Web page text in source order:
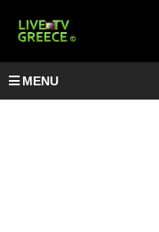
MENU